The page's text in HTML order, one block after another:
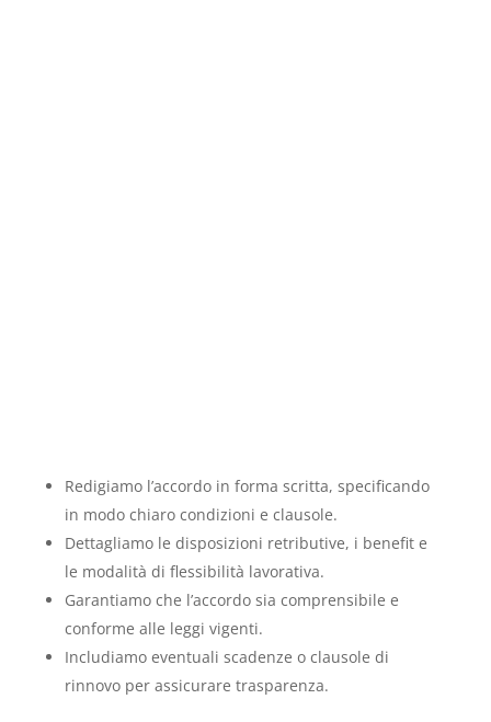
Redigiamo l’accordo in forma scritta, specificando
in modo chiaro condizioni e clausole.
Dettagliamo le disposizioni retributive, i benefit e
le modalità di flessibilità lavorativa.
Garantiamo che l’accordo sia comprensibile e
conforme alle leggi vigenti.
Includiamo eventuali scadenze o clausole di
rinnovo per assicurare trasparenza.